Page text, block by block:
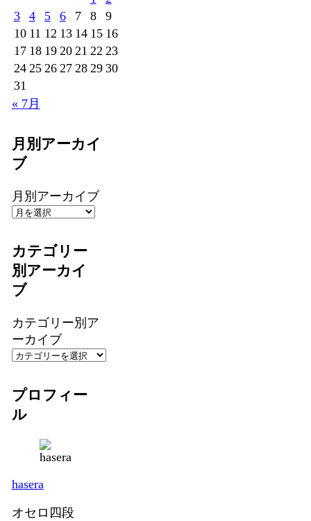
3
4 5 6 7 8
9
10 11 12 13 14 15 16
17 18 19 20 21 22 23
24 25 26 27 28 29 30
31
« 7月
月別アーカイ
ブ
月別アーカイブ
カテゴリー
別アーカイ
ブ
カテゴリー別ア
ーカイブ
プロフィー
ル
hasera
オセロ四段